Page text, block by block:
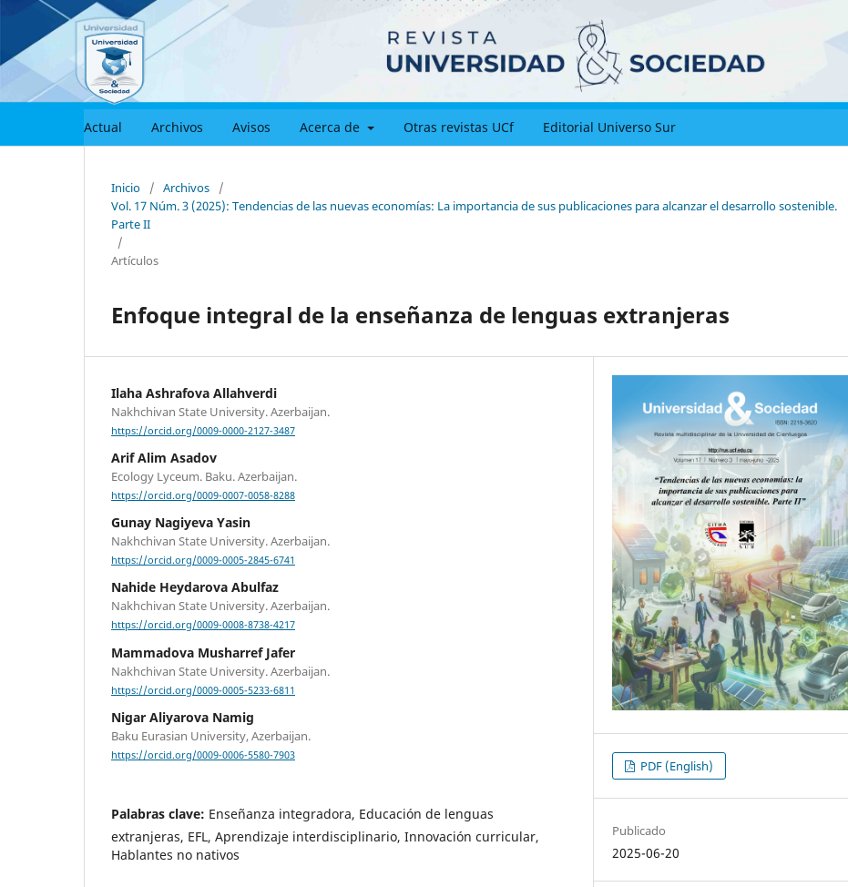
Actual Archivos Avisos Acerca de Otras revistas UCf Editorial Universo Sur
Inicio / Archivos
/
Vol. 17 Núm. 3 (2025): Tendencias de las nuevas economías: La importancia de sus publicaciones para alcanzar el desarrollo sostenible.
Parte II
/
Artículos
Enfoque integral de la enseñanza de lenguas extranjeras
Ilaha Ashrafova Allahverdi
Nakhchivan State University. Azerbaijan.
https://orcid.org/0009-0000-2127-3487
Arif Alim Asadov
Ecology Lyceum. Baku. Azerbaijan.
https://orcid.org/0009-0007-0058-8288
Gunay Nagiyeva Yasin
Nakhchivan State University. Azerbaijan.
https://orcid.org/0009-0005-2845-6741
Nahide Heydarova Abulfaz
Nakhchivan State University. Azerbaijan.
https://orcid.org/0009-0008-8738-4217
Mammadova Musharref Jafer
Nakhchivan State University. Azerbaijan.
https://orcid.org/0009-0005-5233-6811
Nigar Aliyarova Namig
Baku Eurasian University, Azerbaijan.
https://orcid.org/0009-0006-5580-7903
Palabras clave: Enseñanza integradora, Educación de lenguas
extranjeras, EFL, Aprendizaje interdisciplinario, Innovación curricular,
Hablantes no nativos
PDF (English)
Publicado
2025-06-20